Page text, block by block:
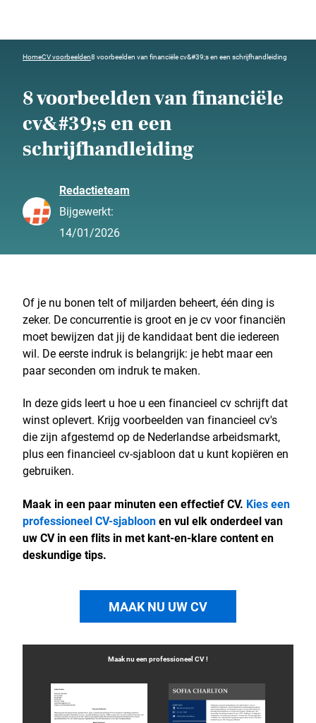
HomeCV voorbeelden8 voorbeelden van financiële cv&#39;s en een schrijfhandleiding
8 voorbeelden van financiële
cv&#39;s en een
schrijfhandleiding
Redactieteam
Bijgewerkt:
14/01/2026
Of je nu bonen telt of miljarden beheert, één ding is
zeker. De concurrentie is groot en je cv voor financiën
moet bewijzen dat jij de kandidaat bent die iedereen
wil. De eerste indruk is belangrijk: je hebt maar een
paar seconden om indruk te maken.
In deze gids leert u hoe u een financieel cv schrijft dat
winst oplevert. Krijg voorbeelden van financieel cv's
die zijn afgestemd op de Nederlandse arbeidsmarkt,
plus een financieel cv-sjabloon dat u kunt kopiëren en
gebruiken.
Maak in een paar minuten een effectief CV. Kies een
professioneel CV-sjabloonen vul elk onderdeel van
uw CV in een flits in met kant-en-klare content en
deskundige tips.
MAAK NU UW CV
Maak nu een professioneel CV!